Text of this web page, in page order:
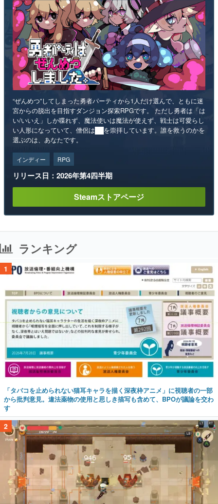
“ぜんめつ”してしまった勇者パーティから1人だけ選んで、ともに迷
宮からの脱出を目指すダンジョン探索RPGです。 ただし勇者は「は
い/いいえ」しか喋れず、魔法使いは魔法が使えず、戦士は可愛らし
い人形になっていて、僧侶は██を崇拝しています。誰を救うのかを
選ぶのは、あなたです。
インディー RPG
リリース日：2026年第4四半期
Steamストアページ
ランキング
1
「タバコを止められない猫耳キャラを描く深夜枠アニメ」に視聴者の一部
から批判意見。違法薬物の使用と思しき描写も含めて、BPOが議論を交わ
す
2